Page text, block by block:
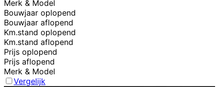
Merk & Model
Bouwjaar oplopend
Bouwjaar aflopend
Km.stand oplopend
Km.stand aflopend
Prijs oplopend
Prijs aflopend
Merk & Model
Vergelijk